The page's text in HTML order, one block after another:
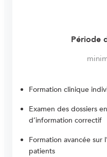
Période
Formation clinique
Examen des dossiers
d’information correctif
Formation avancée sur
patients